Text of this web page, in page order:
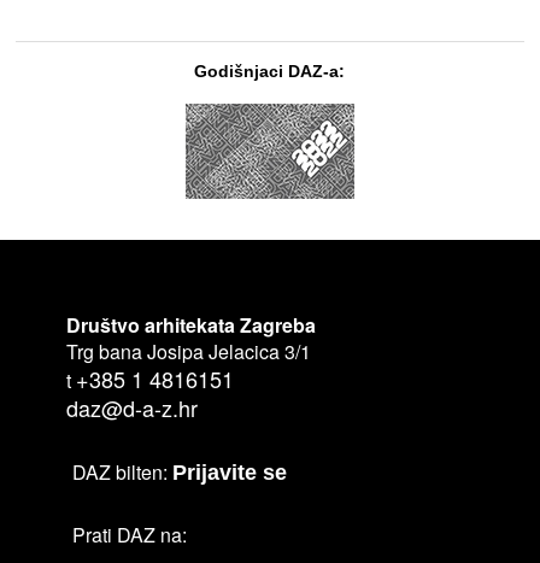
Godišnjaci DAZ-a:
Društvo arhitekata Zagreba
Trg bana Josipa Jelacica 3/1
t +385 1 4816151
daz@d-a-z.hr
DAZ bilten: Prijavite se
Prati DAZ na: